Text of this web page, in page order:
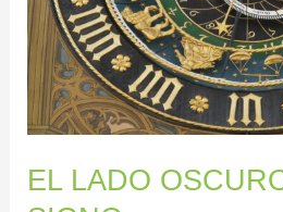
EL LADO